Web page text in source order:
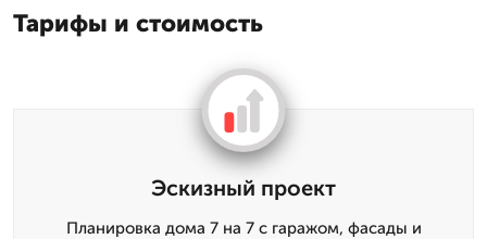
Тарифы и стоимость
Эскизный проект
Планировка дома 7 на 7 с гаражом, фасады и